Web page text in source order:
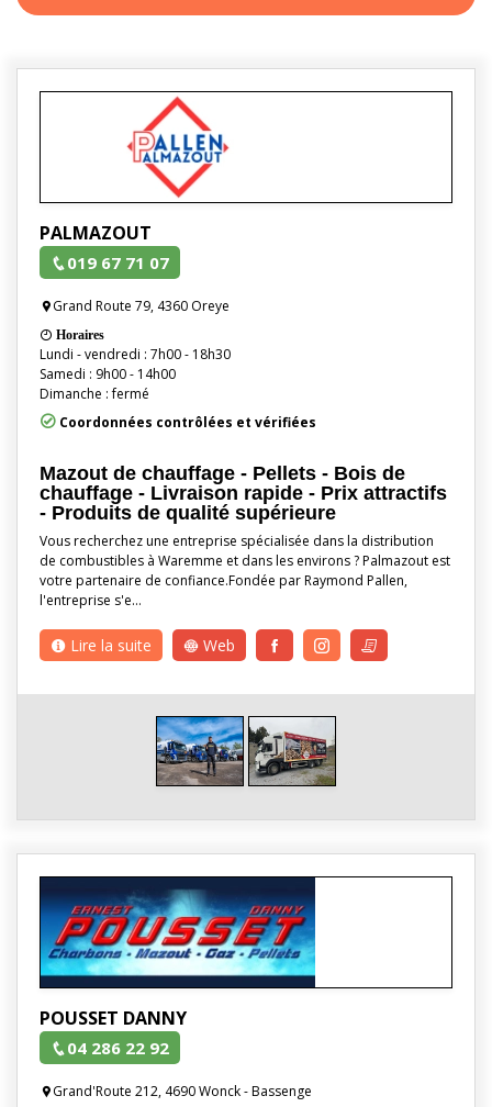
PALMAZOUT
019 67 71 07
Grand Route 79, 4360 Oreye
Horaires
Lundi - vendredi : 7h00 - 18h30
Samedi : 9h00 - 14h00
Dimanche : fermé
Coordonnées contrôlées et vérifiées
Mazout de chauffage - Pellets - Bois de
chauffage - Livraison rapide - Prix attractifs
- Produits de qualité supérieure
Vous recherchez une entreprise spécialisée dans la distribution
de combustibles à Waremme et dans les environs ? Palmazout est
votre partenaire de confiance.Fondée par Raymond Pallen,
l'entreprise s'e…
Lire la suite Web
POUSSET DANNY
04 286 22 92
Grand'Route 212, 4690 Wonck - Bassenge